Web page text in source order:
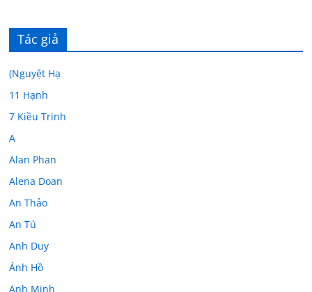
Tác giả
(Nguyệt Hạ
11 Hạnh
7 Kiều Trinh
A
Alan Phan
Alena Doan
An Thảo
An Tú
Anh Duy
Ánh Hồ
Anh Minh